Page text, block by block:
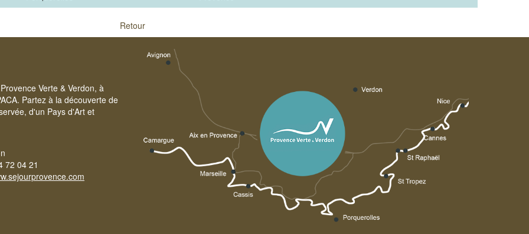
Retour
Verte & Verdon, à
Partez à la découverte de
d'un Pays d'Art et
72 04 21